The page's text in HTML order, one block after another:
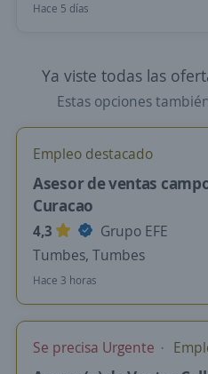
Hace 5 días
Ya viste todas las
Estas opciones
Empleo destacado
Asesor de ventas
Curacao
4,3
Grupo EFE
Tumbes, Tumbes
Hace 3 horas
Se precisa Urgente